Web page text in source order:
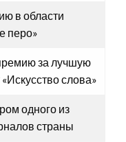
в области
перо»
за лучшую
слова»
одного из
страны